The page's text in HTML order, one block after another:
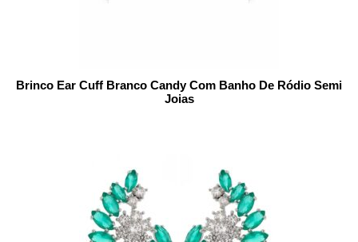
Brinco Ear Cuff Branco Candy Com Banho De Ródio Semi
Joias